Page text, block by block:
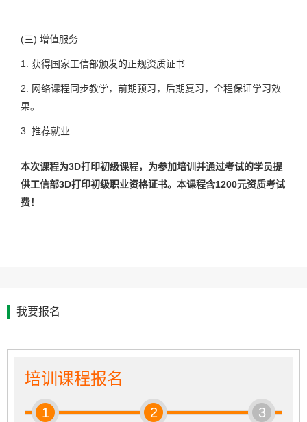
(三) 增值服务
1. 获得国家工信部颁发的正规资质证书
2. 网络课程同步教学，前期预习，后期复习，全程保证学习效
果。
3. 推荐就业
本次课程为3D打印初级课程，为参加培训并通过考试的学员提
供工信部3D打印初级职业资格证书。本课程含1200元资质考试
费！
我要报名
培训课程报名
1 2 3